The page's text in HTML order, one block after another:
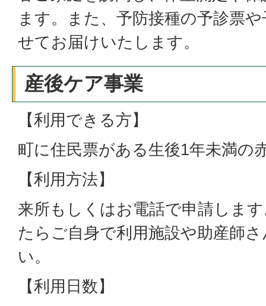
ます。また、予防接種の予診票
せてお届けいたします。
産後ケア事業
【利用できる方】
町に住民票がある生後1年未満の
【利用方法】
来所もしくはお電話で申請しま
たらご自身で利用施設や助産師
い。
【利用日数】